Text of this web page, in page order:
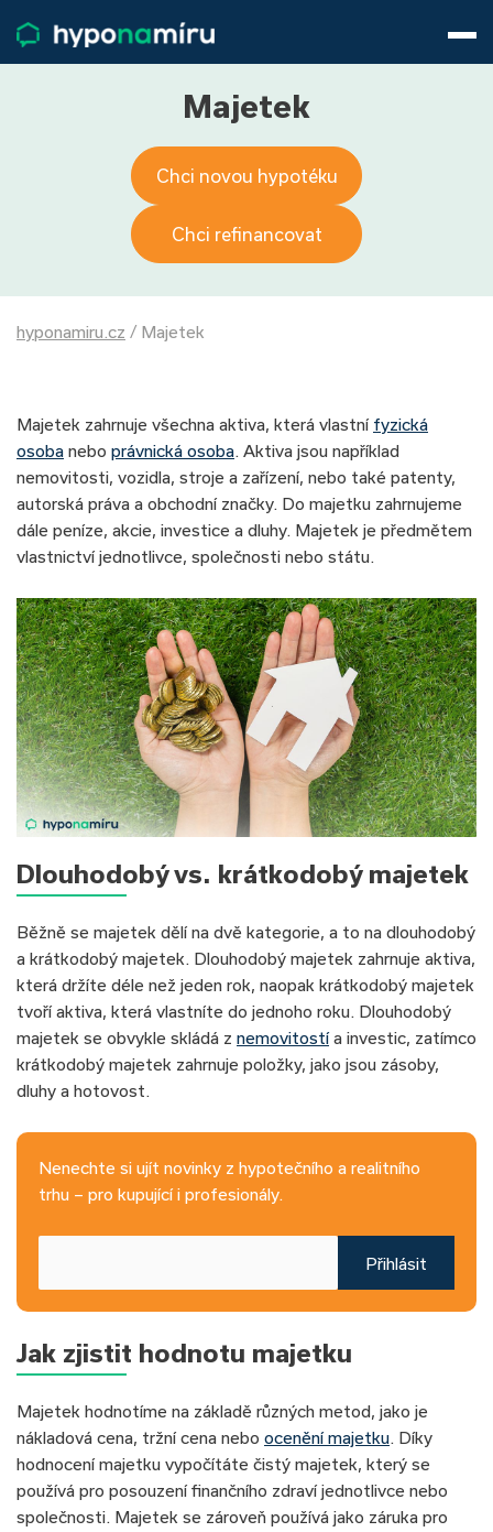
Životní pojištění
Pojištění nemovitosti
O nás
800 688 388
Přihlásit
Majetek
Chci novou hypotéku
Chci refinancovat
hyponamiru.cz / Majetek
Majetek zahrnuje všechna aktiva, která vlastní fyzická
osoba nebo právnická osoba. Aktiva jsou například
nemovitosti, vozidla, stroje a zařízení, nebo také patenty,
autorská práva a obchodní značky. Do majetku zahrnujeme
dále peníze, akcie, investice a dluhy. Majetek je předmětem
vlastnictví jednotlivce, společnosti nebo státu.
Dlouhodobý vs. krátkodobý majetek
Běžně se majetek dělí na dvě kategorie, a to na dlouhodobý
a krátkodobý majetek. Dlouhodobý majetek zahrnuje aktiva,
která držíte déle než jeden rok, naopak krátkodobý majetek
tvoří aktiva, která vlastníte do jednoho roku. Dlouhodobý
majetek se obvykle skládá z nemovitostía investic, zatímco
krátkodobý majetek zahrnuje položky, jako jsou zásoby,
dluhy a hotovost.
Nenechte si ujít novinky z hypotečního a realitního
trhu – pro kupující i profesionály.
Přihlásit
Jak zjistit hodnotu majetku
Majetek hodnotíme na základě různých metod, jako je
nákladová cena, tržní cena nebo ocenění majetku. Díky
hodnocení majetku vypočítáte čistý majetek, který se
používá pro posouzení finančního zdraví jednotlivce nebo
společnosti. Majetek se zároveň používá jako záruka pro